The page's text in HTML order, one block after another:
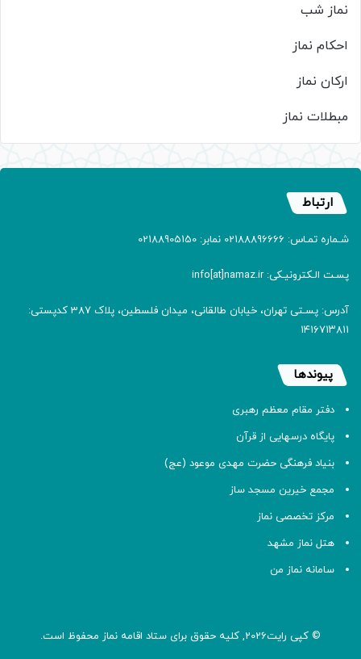
نماز شب
احکام نماز
ارکان نماز
مبطلات نماز
ارتباط
شـماره تمـاس: 02188896666 نمابر: 02188905150
پسـت الـکترونیـکی: info[at]namaz.ir
آدرس: پسـتی تهران، خیابان طالقانی، میدان فلسطین، پلاک 387 کدپستی:
۱۴۱۶۷۱۳۸۱۱
پیوندها
دفتر مقام معظم رهبری
پایگاه درسهایی از قرآن
بنیاد فرهنگی حضرت مهدی موعود (عج)
مجمع خیرین مسجد ساز
مرکز تخصصی نماز
هتل نماز مشهد
سامانه نماز من
© کپی رایت2026, کلیه حقوق برای ستاد اقامه نماز محفوظ است.